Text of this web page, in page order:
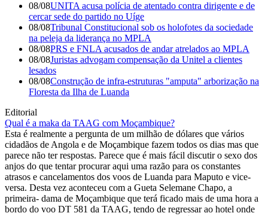
08/08UNITA acusa polícia de atentado contra dirigente e de
cercar sede do partido no Uíge
08/08Tribunal Constitucional sob os holofotes da sociedade
na peleja da liderança no MPLA
08/08PRS e FNLA acusados de andar atrelados ao MPLA
08/08Juristas advogam compensação da Unitel a clientes
lesados
08/08Construção de infra-estruturas "amputa" arborização na
Floresta da Ilha de Luanda
Editorial
Qual é a maka da TAAG com Moçambique?
Esta é realmente a pergunta de um milhão de dólares que vários
cidadãos de Angola e de Moçambique fazem todos os dias mas que
parece não ter respostas. Parece que é mais fácil discutir o sexo dos
anjos do que tentar procurar aqui uma razão para os constantes
atrasos e cancelamentos dos voos de Luanda para Maputo e vice-
versa. Desta vez aconteceu com a Gueta Selemane Chapo, a
primeira- dama de Moçambique que terá ficado mais de uma hora a
bordo do voo DT 581 da TAAG, tendo de regressar ao hotel onde